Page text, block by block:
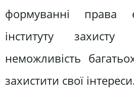
формуванні права
інституту
неможливість
захистити свої